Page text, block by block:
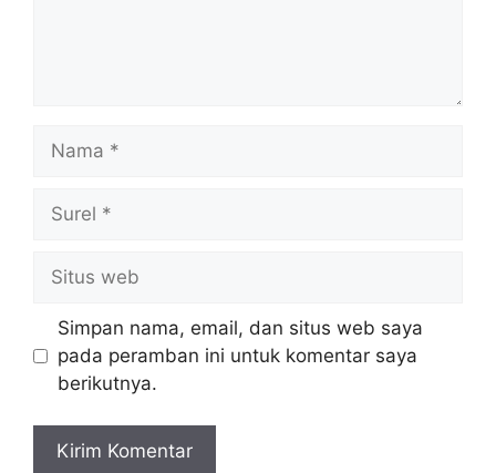
web
Simpan nama, email, dan situs web saya
pada peramban ini untuk komentar saya
berikutnya.